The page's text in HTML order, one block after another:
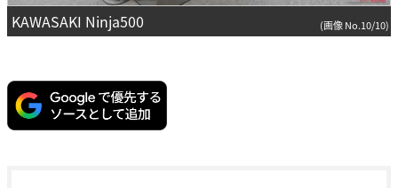
KAWASAKI Ninja500 (画像 No.10/10)